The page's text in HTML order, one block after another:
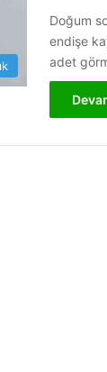
Doğum
endişe
adet